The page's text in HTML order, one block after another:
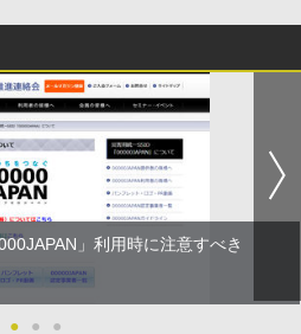
」利用時に注意すべき
● ● ●